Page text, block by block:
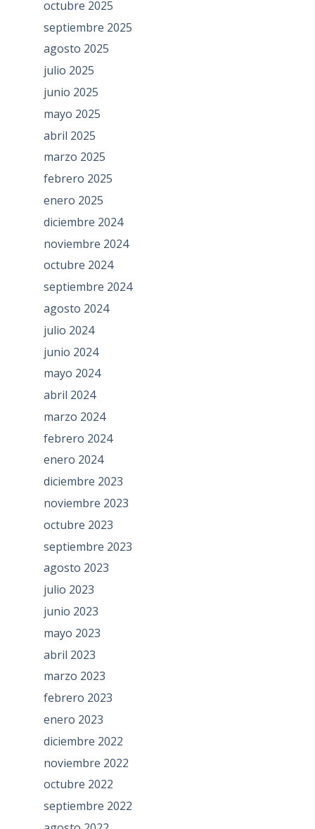
octubre 2025
septiembre 2025
agosto 2025
julio 2025
junio 2025
mayo 2025
abril 2025
marzo 2025
febrero 2025
enero 2025
diciembre 2024
noviembre 2024
octubre 2024
septiembre 2024
agosto 2024
julio 2024
junio 2024
mayo 2024
abril 2024
marzo 2024
febrero 2024
enero 2024
diciembre 2023
noviembre 2023
octubre 2023
septiembre 2023
agosto 2023
julio 2023
junio 2023
mayo 2023
abril 2023
marzo 2023
febrero 2023
enero 2023
diciembre 2022
noviembre 2022
octubre 2022
septiembre 2022